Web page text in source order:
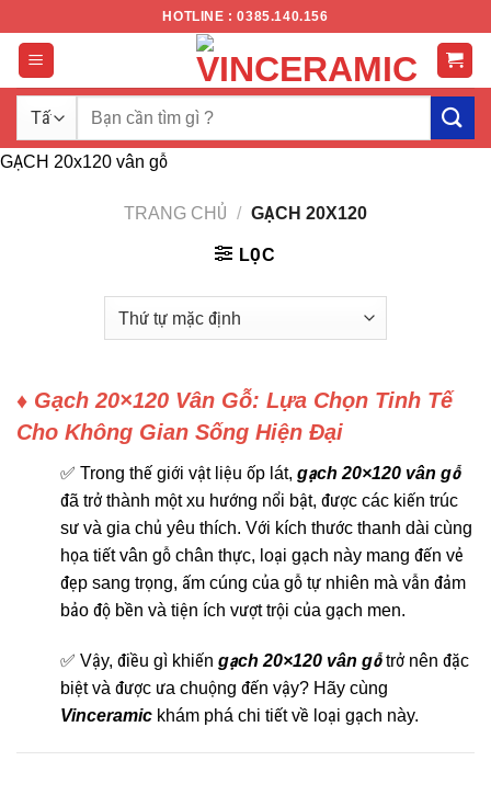
đến
dung
HOTLINE : 0385.140.156
Tìm
kiếm:
GẠCH 20x120 vân gỗ
TRANG CHỦ / GẠCH 20X120
LỌC
♦ Gạch 20×120 Vân Gỗ: Lựa Chọn Tinh Tế
Cho Không Gian Sống Hiện Đại
✅ Trong thế giới vật liệu ốp lát, gạch 20×120 vân gỗ
đã trở thành một xu hướng nổi bật, được các kiến trúc
sư và gia chủ yêu thích. Với kích thước thanh dài cùng
họa tiết vân gỗ chân thực, loại gạch này mang đến vẻ
đẹp sang trọng, ấm cúng của gỗ tự nhiên mà vẫn đảm
bảo độ bền và tiện ích vượt trội của gạch men.
✅ Vậy, điều gì khiến gạch 20×120 vân gỗtrở nên đặc
biệt và được ưa chuộng đến vậy? Hãy cùng
Vinceramic khám phá chi tiết về loại gạch này.